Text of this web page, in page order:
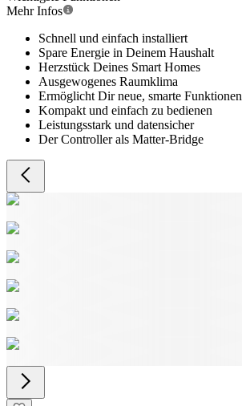
Mehr Infos
Schnell und einfach installiert
Spare Energie in Deinem Haushalt
Herzstück Deines Smart Homes
Ausgewogenes Raumklima
Ermöglicht Dir neue, smarte Funktionen
Kompakt und einfach zu bedienen
Leistungsstark und datensicher
Der Controller als Matter-Bridge